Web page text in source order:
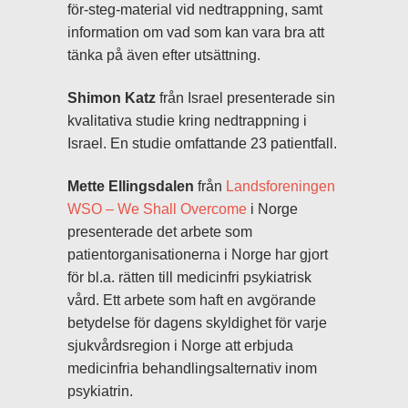
för-steg-material vid nedtrappning, samt
information om vad som kan vara bra att
tänka på även efter utsättning.
Shimon Katz från Israel presenterade sin
kvalitativa studie kring nedtrappning i
Israel. En studie omfattande 23 patientfall.
Mette Ellingsdalen från Landsforeningen
WSO – We Shall Overcome i Norge
presenterade det arbete som
patientorganisationerna i Norge har gjort
för bl.a. rätten till medicinfri psykiatrisk
vård. Ett arbete som haft en avgörande
betydelse för dagens skyldighet för varje
sjukvårdsregion i Norge att erbjuda
medicinfria behandlingsalternativ inom
psykiatrin.